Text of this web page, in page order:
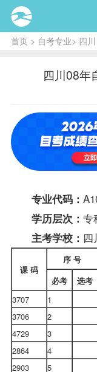
首页> 自考专业> 四
四川08年
专业代码：
学历层次： 专
主考学校： 四
课 码
序 号
必考
选考
3707
1
3706
2
4729
3
2864
4
2903
5